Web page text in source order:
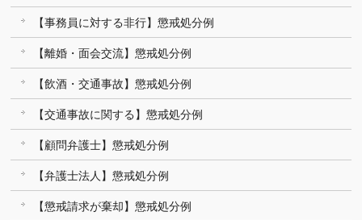
【事務員に対する非行】懲戒処分例
【離婚・面会交流】懲戒処分例
【飲酒・交通事故】懲戒処分例
【交通事故に関する】懲戒処分例
【顧問弁護士】懲戒処分例
【弁護士法人】懲戒処分例
【懲戒請求が棄却】懲戒処分例